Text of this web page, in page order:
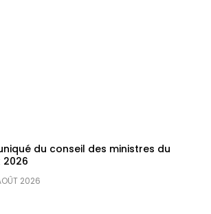
du conseil des ministres du
2026